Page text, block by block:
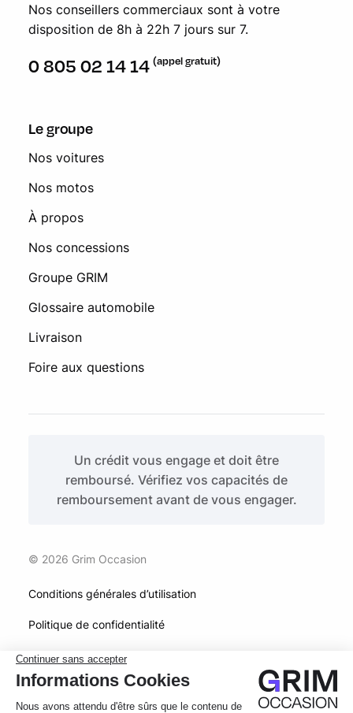
Nos conseillers commerciaux sont à votre
disposition de 8h à 22h 7 jours sur 7.
0 805 02 14 14 (appel gratuit)
Le groupe
Nos voitures
Nos motos
À propos
Nos concessions
Groupe GRIM
Glossaire automobile
Livraison
Foire aux questions
Un crédit vous engage et doit être
remboursé. Vérifiez vos capacités de
remboursement avant de vous engager.
© 2026 Grim Occasion
Conditions générales d’utilisation
Politique de confidentialité
Mentions légales
Photos